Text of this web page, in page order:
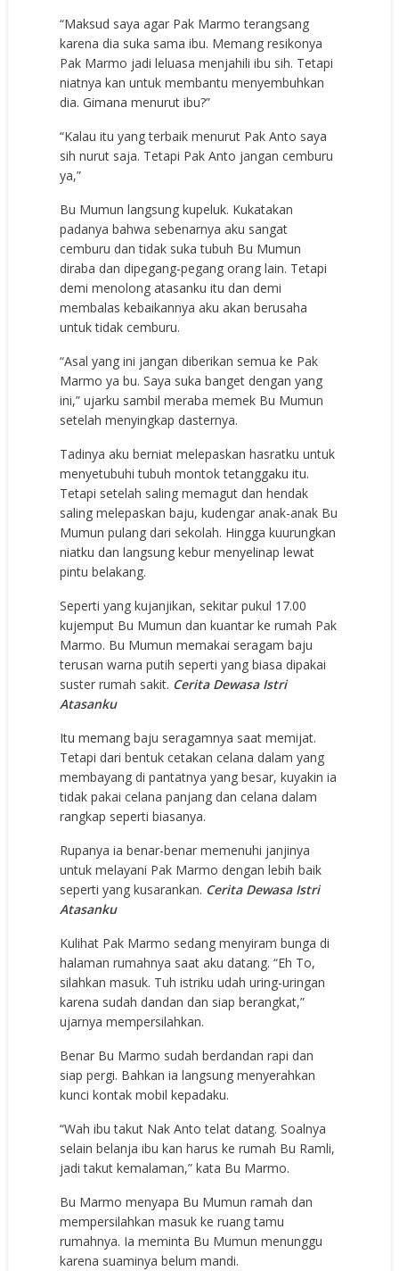
“Maksud saya agar Pak Marmo terangsang
karena dia suka sama ibu. Memang resikonya
Pak Marmo jadi leluasa menjahili ibu sih. Tetapi
niatnya kan untuk membantu menyembuhkan
dia. Gimana menurut ibu?”
“Kalau itu yang terbaik menurut Pak Anto saya
sih nurut saja. Tetapi Pak Anto jangan cemburu
ya,”
Bu Mumun langsung kupeluk. Kukatakan
padanya bahwa sebenarnya aku sangat
cemburu dan tidak suka tubuh Bu Mumun
diraba dan dipegang-pegang orang lain. Tetapi
demi menolong atasanku itu dan demi
membalas kebaikannya aku akan berusaha
untuk tidak cemburu.
“Asal yang ini jangan diberikan semua ke Pak
Marmo ya bu. Saya suka banget dengan yang
ini,” ujarku sambil meraba memek Bu Mumun
setelah menyingkap dasternya.
Tadinya aku berniat melepaskan hasratku untuk
menyetubuhi tubuh montok tetanggaku itu.
Tetapi setelah saling memagut dan hendak
saling melepaskan baju, kudengar anak-anak Bu
Mumun pulang dari sekolah. Hingga kuurungkan
niatku dan langsung kebur menyelinap lewat
pintu belakang.
Seperti yang kujanjikan, sekitar pukul 17.00
kujemput Bu Mumun dan kuantar ke rumah Pak
Marmo. Bu Mumun memakai seragam baju
terusan warna putih seperti yang biasa dipakai
suster rumah sakit. Cerita Dewasa Istri
Atasanku
Itu memang baju seragamnya saat memijat.
Tetapi dari bentuk cetakan celana dalam yang
membayang di pantatnya yang besar, kuyakin ia
tidak pakai celana panjang dan celana dalam
rangkap seperti biasanya.
Rupanya ia benar-benar memenuhi janjinya
untuk melayani Pak Marmo dengan lebih baik
seperti yang kusarankan. Cerita Dewasa Istri
Atasanku
Kulihat Pak Marmo sedang menyiram bunga di
halaman rumahnya saat aku datang. “Eh To,
silahkan masuk. Tuh istriku udah uring-uringan
karena sudah dandan dan siap berangkat,”
ujarnya mempersilahkan.
Benar Bu Marmo sudah berdandan rapi dan
siap pergi. Bahkan ia langsung menyerahkan
kunci kontak mobil kepadaku.
“Wah ibu takut Nak Anto telat datang. Soalnya
selain belanja ibu kan harus ke rumah Bu Ramli,
jadi takut kemalaman,” kata Bu Marmo.
Bu Marmo menyapa Bu Mumun ramah dan
mempersilahkan masuk ke ruang tamu
rumahnya. Ia meminta Bu Mumun menunggu
karena suaminya belum mandi.